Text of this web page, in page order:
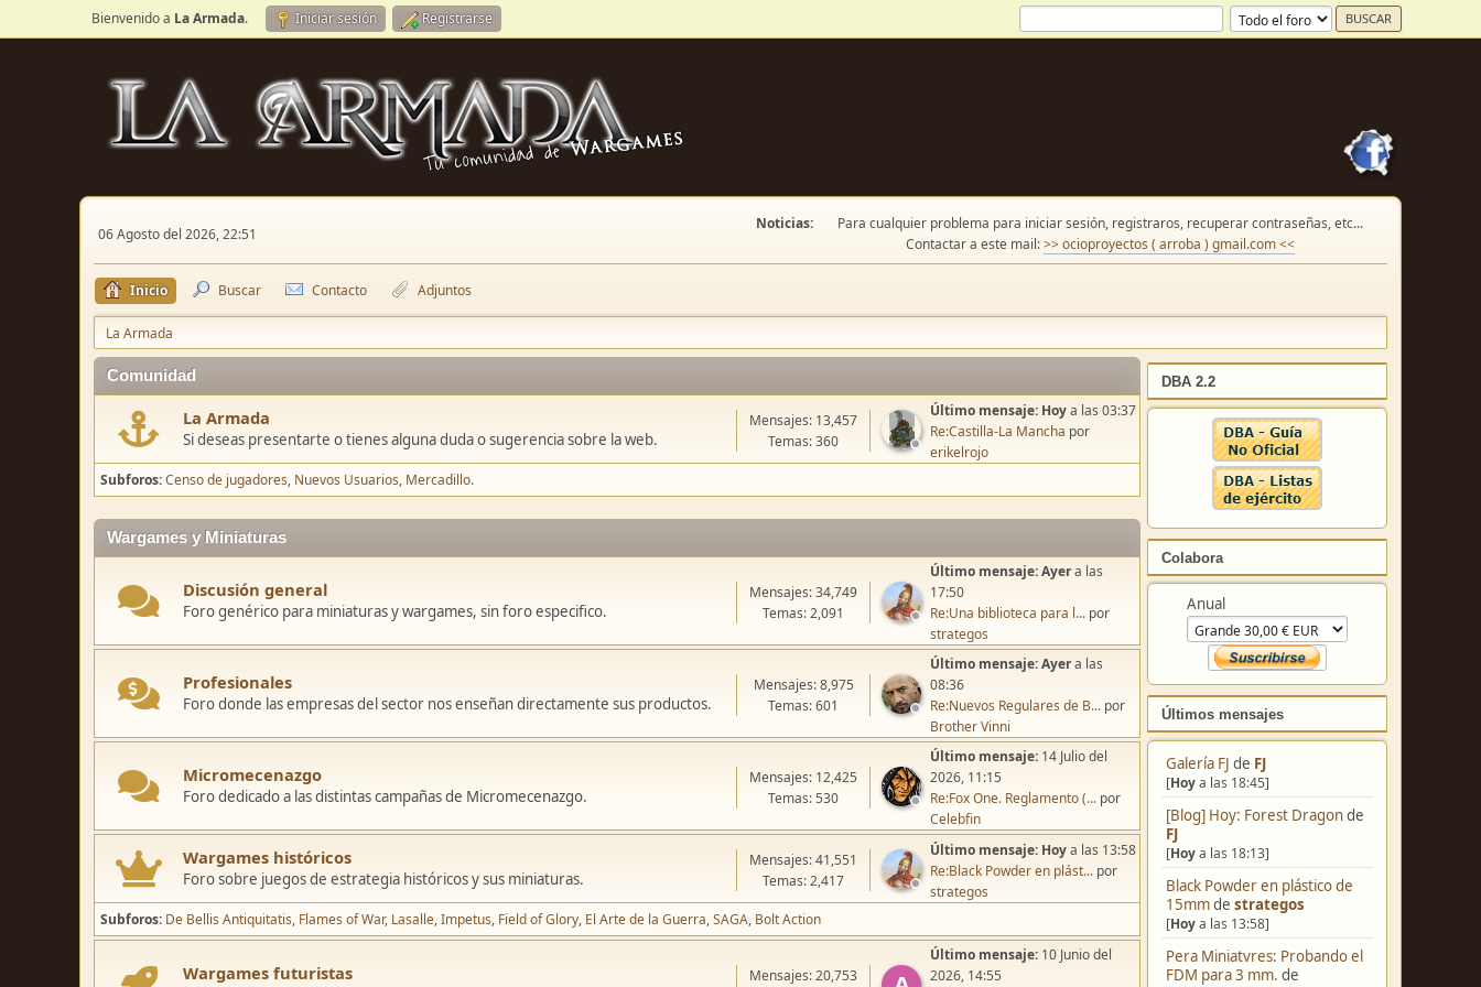
Bienvenido a La Armada. Iniciar sesión Registrarse
06 Agosto del 2026, 22:51
Noticias:
Para cualquier problema para iniciar sesión, registraros, recuperar contraseñas, etc...
Contactar a este mail:>> ocioproyectos ( arroba ) gmail.com <<
Inicio Buscar Contacto Adjuntos
La Armada
DBA 2.2
Colabora
Anual
Últimos mensajes
Galería FJ de FJ
[Hoya las 18:45]
[Blog] Hoy: Forest Dragonde
FJ
[Hoya las 18:13]
Black Powder en plástico de
15mmde strategos
[Hoya las 13:58]
Pera Miniatvres: Probando el
FDM para 3 mm. de
Comunidad
La Armada
Si deseas presentarte o tienes alguna duda o sugerencia sobre la web.
Mensajes: 13,457
Temas: 360
Último mensaje: Hoya las 03:37
Re:Castilla-La Mancha por
erikelrojo
Subforos Censo de jugadores Nuevos Usuarios Mercadillo.
Wargames y Miniaturas
Discusión general
Foro genérico para miniaturas y wargames, sin foro especifico.
Mensajes: 34,749
Temas: 2,091
Último mensaje:Ayera las
17:50
Re:Una biblioteca para l... por
strategos
Profesionales
Foro donde las empresas del sector nos enseñan directamente sus productos.
Mensajes: 8,975
Temas: 601
Último mensaje:Ayera las
08:36
Re:Nuevos Regulares de B... por
Brother Vinni
Micromecenazgo
Foro dedicado a las distintas campañas de Micromecenazgo.
Mensajes: 12,425
Temas: 530
Último mensaje: 14 Julio del
2026, 11:15
Re:Fox One. Reglamento (... por
Celebfin
Wargames históricos
Foro sobre juegos de estrategia históricos y sus miniaturas.
Mensajes: 41,551
Temas: 2,417
Último mensaje: Hoya las 13:58
Re:Black Powder en plást... por
strategos
Subforos De Bellis Antiquitatis Flames of War Lasalle Impetus Field of Glory El Arte de la Guerra SAGA Bolt Action
Wargames futuristas Mensajes: 20,753
Último mensaje: 10 Junio del
2026, 14:55